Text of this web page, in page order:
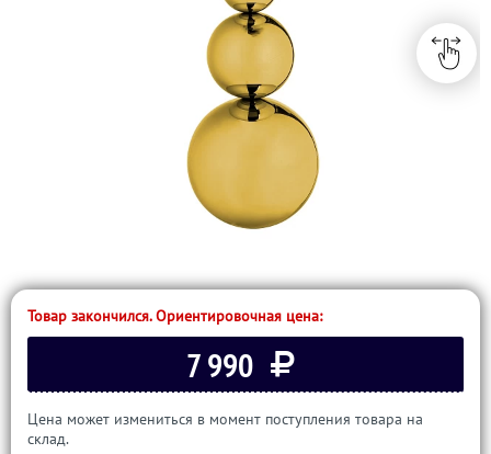
Товар закончился. Ориентировочная цена:
7 990
Цена может измениться в момент поступления товара на
склад.